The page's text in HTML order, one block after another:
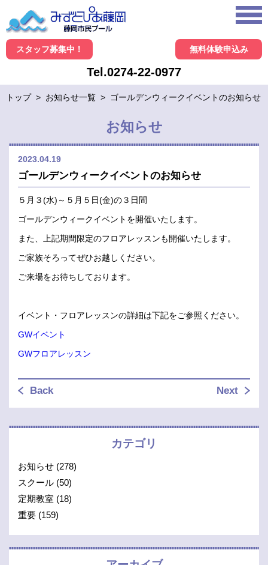
スタッフ募集中！ 無料体験申込み
Tel.0274-22-0977
トップ > お知らせ一覧 > ゴールデンウィークイベントのお知らせ
お知らせ
2023.04.19
ゴールデンウィークイベントのお知らせ
５月３(水)～５月５日(金)の３日間
ゴールデンウィークイベントを開催いたします。
また、上記期間限定のフロアレッスンも開催いたします。
ご家族そろってぜひお越しください。
ご来場をお待ちしております。
イベント・フロアレッスンの詳細は下記をご参照ください。
GWイベント
GWフロアレッスン
Back Next
カテゴリ
お知らせ (278)
スクール (50)
定期教室 (18)
重要 (159)